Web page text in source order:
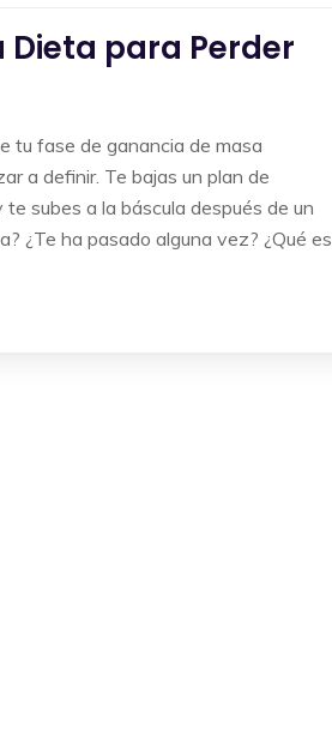
Dieta para Perder
tu fase de ganancia de masa
a definir. Te bajas un plan de
subes a la báscula después de un
¿Te ha pasado alguna vez? ¿Qué es